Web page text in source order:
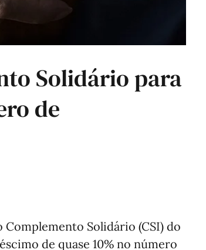
Solidário para
de
Solidário (CSI) do
de quase 10% no número